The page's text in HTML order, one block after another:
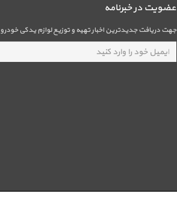
عضویت در خبرنامه
جهت دریافت جدیدترین اخبار تهیه و توزیع لوازم یدکی خودرو